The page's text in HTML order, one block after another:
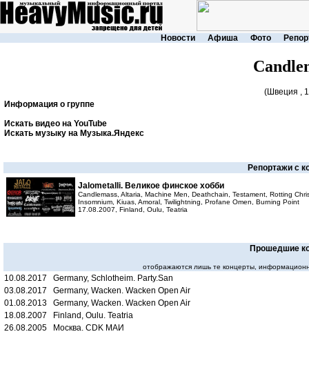
Новости Афиша Фото
(Швеция ,
Информация о группе
Искать видео на YouTube
Искать музыку на Музыка.Яндекс
Репортажи с
Jalometalli. Великое финское хобби
Candlemass, Altaria, Machine Men, Deathchain, Testament, Rotting
Insomnium, Kiuas, Amoral, Twilightning, Profane Omen, Burning Point
17.08.2007, Finland, Oulu, Teatria
Прошедшие
отображаются лишь те концерты,
10.08.2017 Germany, Schlotheim. Party.San
03.08.2017 Germany, Wacken. Wacken Open Air
01.08.2013 Germany, Wacken. Wacken Open Air
18.08.2007 Finland, Oulu. Teatria
26.08.2005 Москва. CDK МАИ